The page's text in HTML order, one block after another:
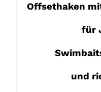
Offsethaken
für
und